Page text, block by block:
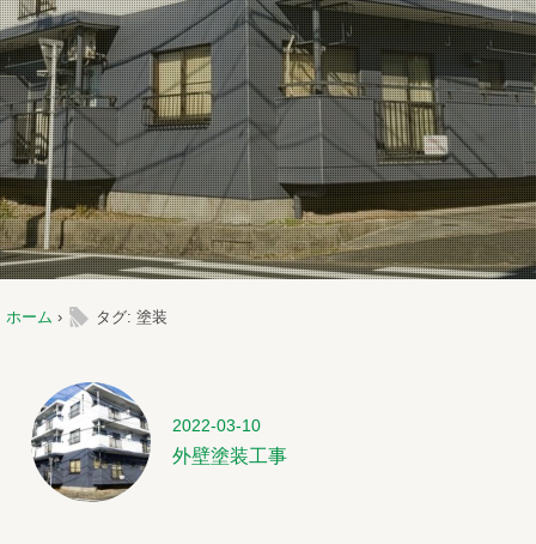
ホーム › l タグ: 塗装
2022-03-10
外壁塗装工事